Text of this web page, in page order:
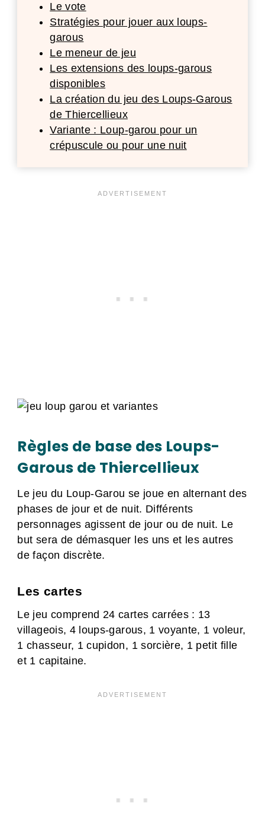
Le vote
Stratégies pour jouer aux loups-
garous
Le meneur de jeu
Les extensions des loups-garous
disponibles
La création du jeu des Loups-Garous
de Thiercellieux
Variante : Loup-garou pour un
crépuscule ou pour une nuit
Règles de base des Loups-
Garous de Thiercellieux
Le jeu du Loup-Garou se joue en alternant des
phases de jour et de nuit. Différents
personnages agissent de jour ou de nuit. Le
but sera de démasquer les uns et les autres
de façon discrète.
Les cartes
Le jeu comprend 24 cartes carrées : 13
villageois, 4 loups-garous, 1 voyante, 1 voleur,
1 chasseur, 1 cupidon, 1 sorcière, 1 petit fille
et 1 capitaine.